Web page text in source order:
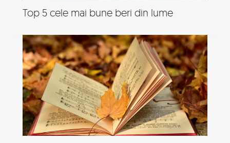
Top 5 cele mai bune beri din lume